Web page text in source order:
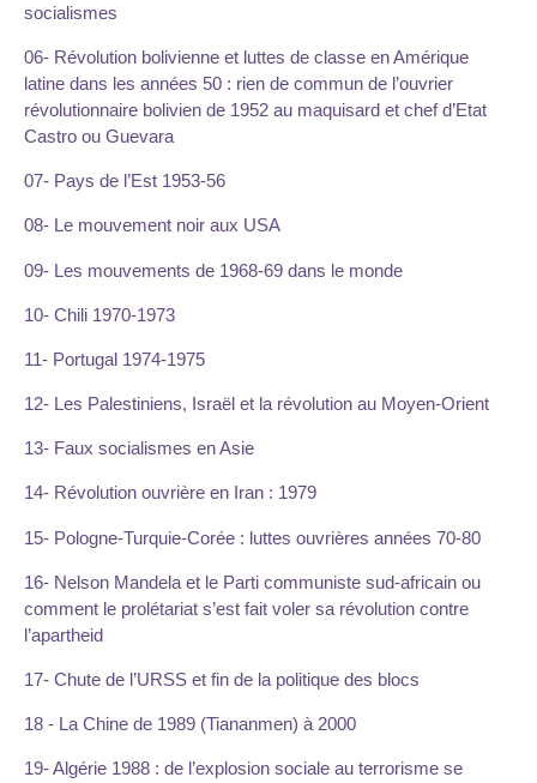
socialismes
06- Révolution bolivienne et luttes de classe en Amérique
latine dans les années 50 : rien de commun de l’ouvrier
révolutionnaire bolivien de 1952 au maquisard et chef d’Etat
Castro ou Guevara
07- Pays de l’Est 1953-56
08- Le mouvement noir aux USA
09- Les mouvements de 1968-69 dans le monde
10- Chili 1970-1973
11- Portugal 1974-1975
12- Les Palestiniens, Israël et la révolution au Moyen-Orient
13- Faux socialismes en Asie
14- Révolution ouvrière en Iran : 1979
15- Pologne-Turquie-Corée : luttes ouvrières années 70-80
16- Nelson Mandela et le Parti communiste sud-africain ou
comment le prolétariat s’est fait voler sa révolution contre
l’apartheid
17- Chute de l’URSS et fin de la politique des blocs
18 - La Chine de 1989 (Tiananmen) à 2000
19- Algérie 1988 : de l’explosion sociale au terrorisme se